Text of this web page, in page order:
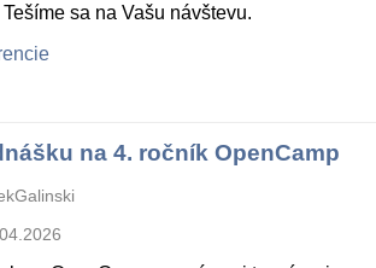
sa na Vašu návštevu.
na 4. ročník OpenCamp